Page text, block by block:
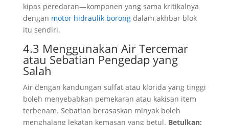
kipas peredaran—komponen yang sama kritikalnya
dengan motor hidraulik borong dalam akhbar blok
itu sendiri.
4.3 Menggunakan Air Tercemar
atau Sebatian Pengedap yang
Salah
Air dengan kandungan sulfat atau klorida yang tinggi
boleh menyebabkan pemekaran atau kakisan item
terbenam. Sebatian berasaskan minyak boleh
menghalang lekatan kemasan yang betul. Betulkan: